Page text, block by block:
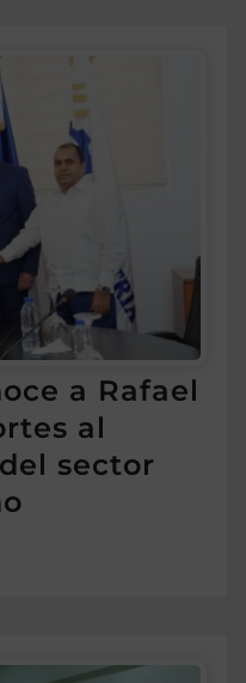
a Rafael
al
sector